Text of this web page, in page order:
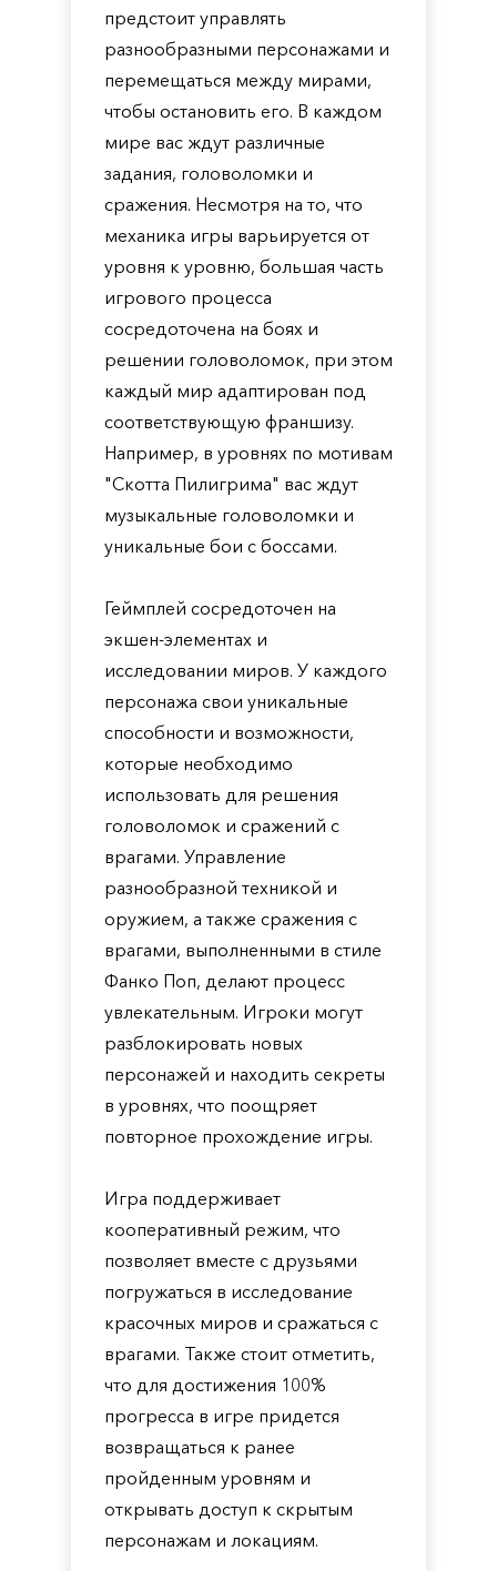
предстоит управлять
разнообразными персонажами и
перемещаться между мирами,
чтобы остановить его. В каждом
мире вас ждут различные
задания, головоломки и
сражения. Несмотря на то, что
механика игры варьируется от
уровня к уровню, большая часть
игрового процесса
сосредоточена на боях и
решении головоломок, при этом
каждый мир адаптирован под
соответствующую франшизу.
Например, в уровнях по мотивам
"Скотта Пилигрима" вас ждут
музыкальные головоломки и
уникальные бои с боссами.
Геймплей сосредоточен на
экшен-элементах и
исследовании миров. У каждого
персонажа свои уникальные
способности и возможности,
которые необходимо
использовать для решения
головоломок и сражений с
врагами. Управление
разнообразной техникой и
оружием, а также сражения с
врагами, выполненными в стиле
Фанко Поп, делают процесс
увлекательным. Игроки могут
разблокировать новых
персонажей и находить секреты
в уровнях, что поощряет
повторное прохождение игры.
Игра поддерживает
кооперативный режим, что
позволяет вместе с друзьями
погружаться в исследование
красочных миров и сражаться с
врагами. Также стоит отметить,
что для достижения 100%
прогресса в игре придется
возвращаться к ранее
пройденным уровням и
открывать доступ к скрытым
персонажам и локациям.